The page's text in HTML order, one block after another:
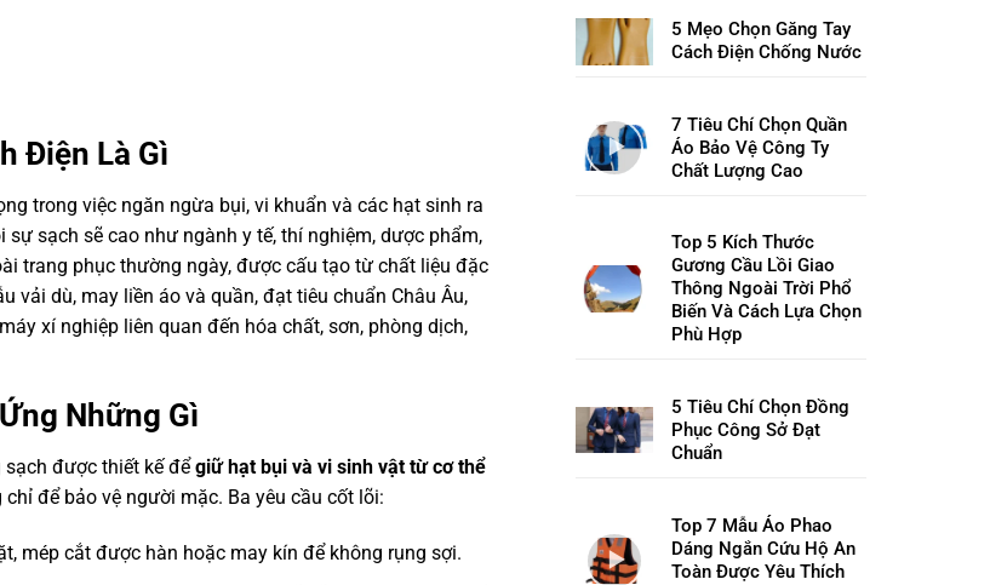
Điện Là Gì
trong việc ngăn ngừa bụi, vi khuẩn và các hạt sinh ra
sạch sẽ cao như ngành y tế, thí nghiệm, dược phẩm,
trang phục thường ngày, được cấu tạo từ chất liệu đặc
vải dù, may liền áo và quần, đạt tiêu chuẩn Châu Âu,
xí nghiệp liên quan đến hóa chất, sơn, phòng dịch,
Những Gì
được thiết kế để giữ hạt bụi và vi sinh vật từ cơ thể
để bảo vệ người mặc. Ba yêu cầu cốt lõi:
mép cắt được hàn hoặc may kín để không rụng sợi.
5 Mẹo Chọn Găng Tay
Cách Điện Chống Nước
7 Tiêu Chí Chọn Quần
Áo Bảo Vệ Công Ty
Chất Lượng Cao
Top 5 Kích Thước
Gương Cầu Lồi Giao
Thông Ngoài Trời Phổ
Biến Và Cách Lựa Chọn
Phù Hợp
5 Tiêu Chí Chọn Đồng
Phục Công Sở Đạt
Chuẩn
Top 7 Mẫu Áo Phao
Dáng Ngắn Cứu Hộ An
Toàn Được Yêu Thích